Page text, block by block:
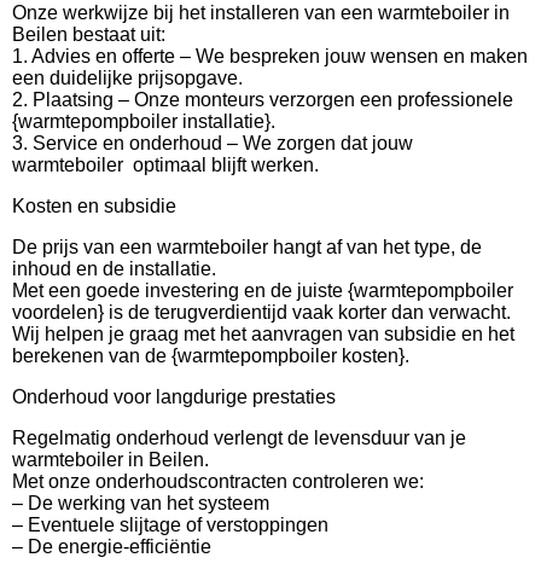
Onze werkwijze bij het installeren van een warmteboiler in
Beilen bestaat uit:
1. Advies en offerte – We bespreken jouw wensen en maken
een duidelijke prijsopgave.
2. Plaatsing – Onze monteurs verzorgen een professionele
{warmtepompboiler installatie}.
3. Service en onderhoud – We zorgen dat jouw
warmteboiler optimaal blijft werken.
Kosten en subsidie
De prijs van een warmteboiler hangt af van het type, de
inhoud en de installatie.
Met een goede investering en de juiste {warmtepompboiler
voordelen} is de terugverdientijd vaak korter dan verwacht.
Wij helpen je graag met het aanvragen van subsidie en het
berekenen van de {warmtepompboiler kosten}.
Onderhoud voor langdurige prestaties
Regelmatig onderhoud verlengt de levensduur van je
warmteboiler in Beilen.
Met onze onderhoudscontracten controleren we:
– De werking van het systeem
– Eventuele slijtage of verstoppingen
– De energie-efficiëntie